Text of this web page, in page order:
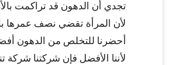
تجدي أن الدهون قد تراكمت
لأن المرأة تقضي نصف عمرها
أحضرنا للتخلص من الدهون
لأننا الأفضل فإن شركتنا